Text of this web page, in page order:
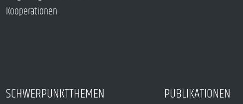
Kooperationen
SCHWERPUNKTTHEMEN PUBLIKATIONEN